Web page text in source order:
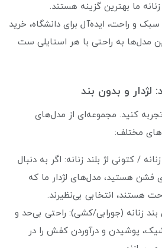
ما بهترین گزینه هستند.
سبک و راحت، ایده‌آل برای دانشگاه، خرید
مدل‌ها به راحتی با هر استایلی ست
و بدون بند
تجربه کنید. مجموعه‌ای از مدل‌های
مختلف:
/ کتونی لژ بلند زنانه: اگر به دنبال
فشن هستید، مدل‌های لژدار ما که
هستند، انتخابی بی‌نظیرند.
زنانه (جورابی/کشی): راحتی بی‌حد و
پوشیدن و درآوردن کفش را در